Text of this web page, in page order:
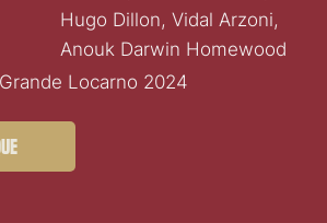
Hugo Dillon, Vidal Arzoni,
Anouk Darwin Homewood
Locarno 2024